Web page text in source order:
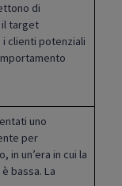
di
il target
i clienti potenziali
uno
per
in un’era in cui la
bassa. La